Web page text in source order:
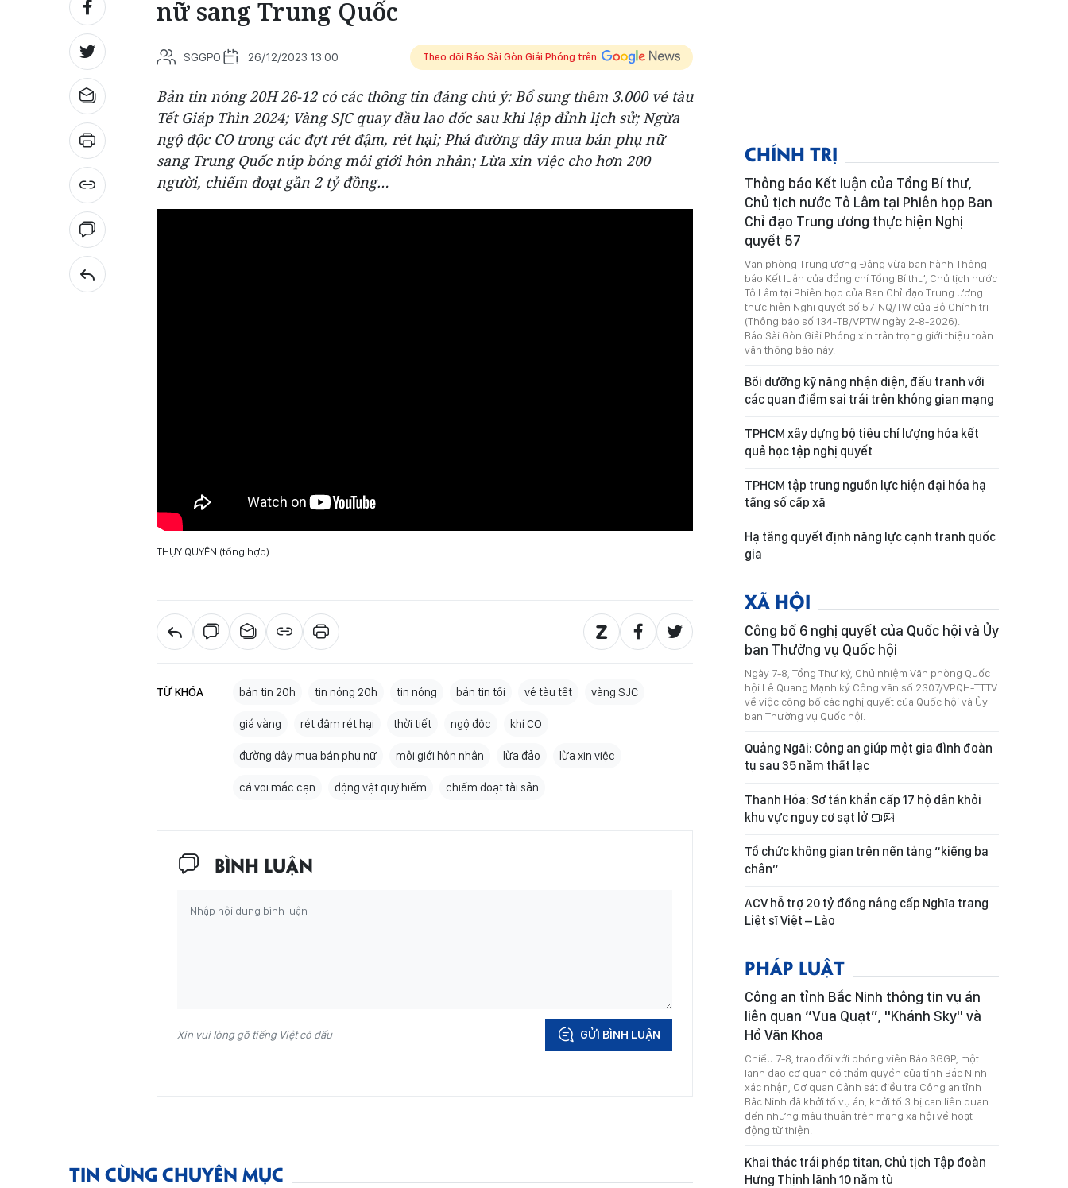
nữ sang Trung Quốc
SGGPO 26/12/2023 13:00 Theo dõi Báo Sài Gòn Giải Phóng trên
Bản tin nóng 20H 26-12 có các thông tin đáng chú ý: Bổ sung thêm 3.000 vé tàu
Tết Giáp Thìn 2024; Vàng SJC quay đầu lao dốc sau khi lập đỉnh lịch sử; Ngừa
ngộ độc CO trong các đợt rét đậm, rét hại; Phá đường dây mua bán phụ nữ
sang Trung Quốc núp bóng môi giới hôn nhân; Lừa xin việc cho hơn 200
người, chiếm đoạt gần 2 tỷ đồng…
THỤY QUYÊN (tổng hợp)
TỪ KHÓA bản tin 20h tin nóng 20h tin nóng bản tin tối vé tàu tết vàng SJC
giá vàng rét đậm rét hại thời tiết ngộ độc khí CO
đường dây mua bán phụ nữ môi giới hôn nhân lừa đảo lừa xin việc
cá voi mắc cạn động vật quý hiếm chiếm đoạt tài sản
BÌNH LUẬN
Xin vui lòng gõ tiếng Việt có dấu GỬI BÌNH LUẬN
TIN CÙNG CHUYÊN MỤC
CHÍNH TRỊ
Thông báo Kết luận của Tổng Bí thư,
Chủ tịch nước Tô Lâm tại Phiên họp Ban
Chỉ đạo Trung ương thực hiện Nghị
quyết 57
Văn phòng Trung ương Đảng vừa ban hành Thông
báo Kết luận của đồng chí Tổng Bí thư, Chủ tịch nước
Tô Lâm tại Phiên họp của Ban Chỉ đạo Trung ương
thực hiện Nghị quyết số 57-NQ/TW của Bộ Chính trị
(Thông báo số 134-TB/VPTW ngày 2-8-2026).
Báo Sài Gòn Giải Phóng xin trân trọng giới thiệu toàn
văn thông báo này.
Bồi dưỡng kỹ năng nhận diện, đấu tranh với
các quan điểm sai trái trên không gian mạng
TPHCM xây dựng bộ tiêu chí lượng hóa kết
quả học tập nghị quyết
TPHCM tập trung nguồn lực hiện đại hóa hạ
tầng số cấp xã
Hạ tầng quyết định năng lực cạnh tranh quốc
gia
XÃ HỘI
Công bố 6 nghị quyết của Quốc hội và Ủy
ban Thường vụ Quốc hội
Ngày 7-8, Tổng Thư ký, Chủ nhiệm Văn phòng Quốc
hội Lê Quang Mạnh ký Công văn số 2307/VPQH-TTTV
về việc công bố các nghị quyết của Quốc hội và Ủy
ban Thường vụ Quốc hội.
Quảng Ngãi: Công an giúp một gia đình đoàn
tụ sau 35 năm thất lạc
Thanh Hóa: Sơ tán khẩn cấp 17 hộ dân khỏi
khu vực nguy cơ sạt lở
Tổ chức không gian trên nền tảng “kiềng ba
chân”
ACV hỗ trợ 20 tỷ đồng nâng cấp Nghĩa trang
Liệt sĩ Việt – Lào
PHÁP LUẬT
Công an tỉnh Bắc Ninh thông tin vụ án
liên quan “Vua Quạt”, "Khánh Sky" và
Hồ Văn Khoa
Chiều 7-8, trao đổi với phóng viên Báo SGGP, một
lãnh đạo cơ quan có thẩm quyền của tỉnh Bắc Ninh
xác nhận, Cơ quan Cảnh sát điều tra Công an tỉnh
Bắc Ninh đã khởi tố vụ án, khởi tố 3 bị can liên quan
đến những mâu thuẫn trên mạng xã hội về hoạt
động từ thiện.
Khai thác trái phép titan, Chủ tịch Tập đoàn
Hưng Thịnh lãnh 10 năm tù